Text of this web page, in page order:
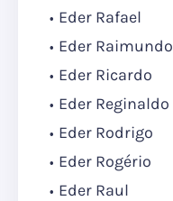
Eder Rafael
Eder Raimundo
Eder Ricardo
Eder Reginaldo
Eder Rodrigo
Eder Rogério
Eder Raul